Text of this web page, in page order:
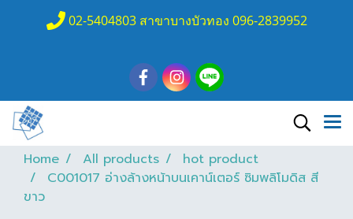
02-5404803 สาขาบางบัวทอง 096-2839952
Home All products
hot product
C001017 อ่างล้างหน้าบนเคาน์เตอร์ ซิมพลิโมดิส สี
ขาว